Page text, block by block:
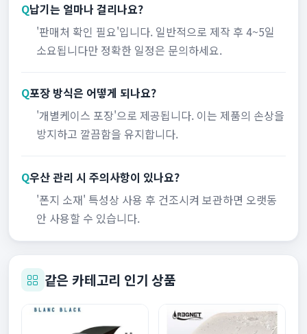
Q납기는 얼마나 걸리나요?
'판매처 확인 필요'입니다. 일반적으로 제작 후 4~5일
소요됩니다만 정확한 일정은 문의하세요.
Q포장 방식은 어떻게 되나요?
'개별케이스 포장'으로 제공됩니다. 이는 제품의 손상을
방지하고 깔끔함을 유지합니다.
Q우산 관리 시 주의사항이 있나요?
'폰지 소재' 특성상 사용 후 건조시켜 보관하면 오랫동
안 사용할 수 있습니다.
같은 카테고리 인기 상품